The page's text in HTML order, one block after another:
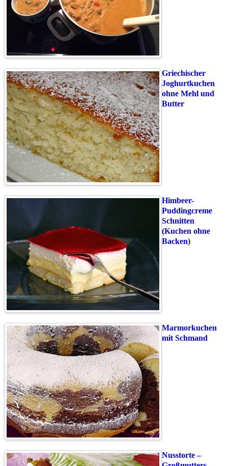
Griechischer
Joghurtkuchen
ohne Mehl und
Butter
Himbeer-
Puddingcreme
Schnitten
(Kuchen ohne
Backen)
Marmorkuchen
mit Schmand
Nusstorte –